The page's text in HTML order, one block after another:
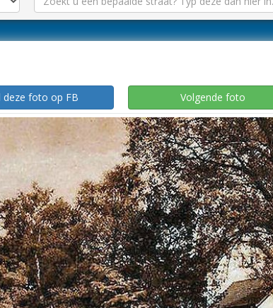
deze foto op FB Volgende foto